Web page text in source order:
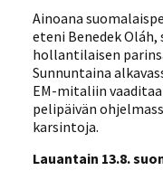
Ainoana
eteni Benedek Oláh,
hollantilaisen
Sunnuntaina
EM-mitaliin
pelipäivän
karsintoja.
Lauantain 13.8.